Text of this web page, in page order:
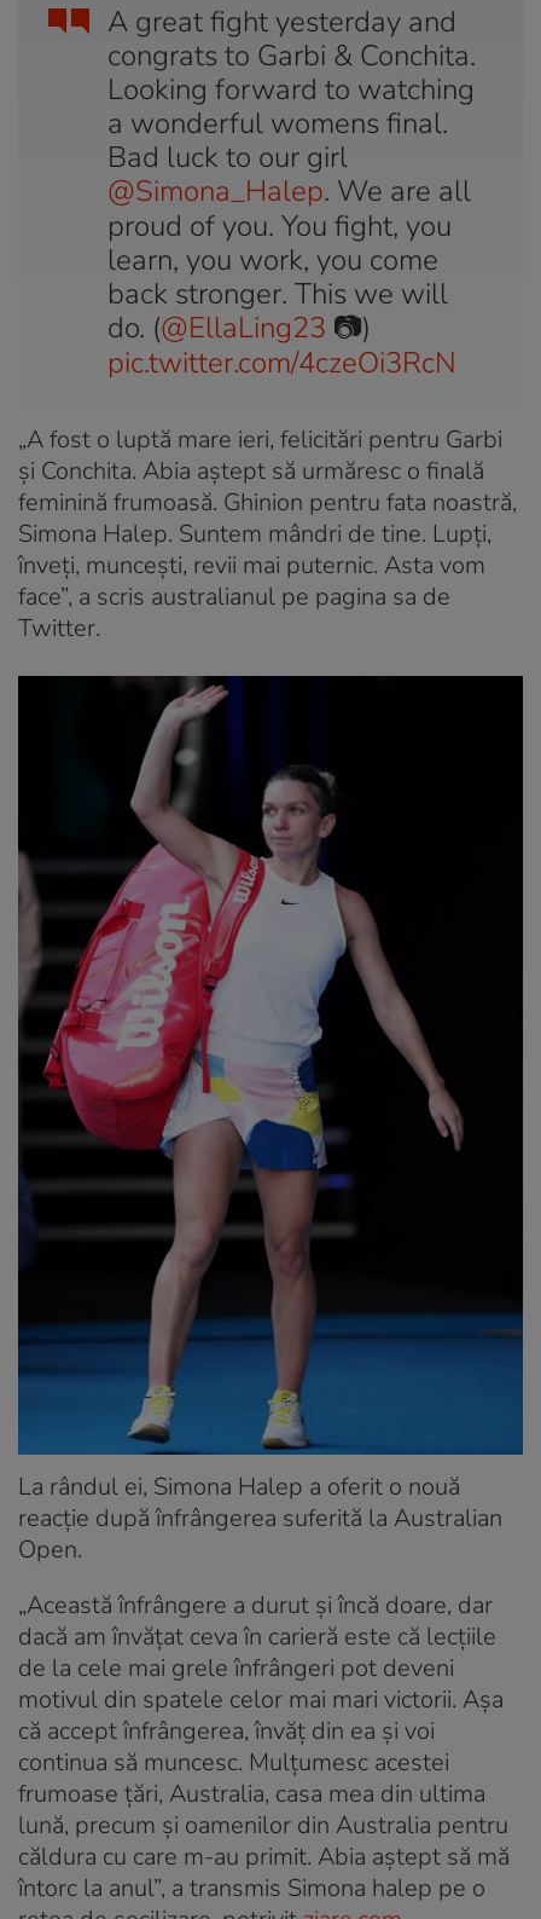
A great fight yesterday and
congrats to Garbi & Conchita.
Looking forward to watching
a wonderful womens final.
Bad luck to our girl
@Simona_Halep. We are all
proud of you. You fight, you
learn, you work, you come
back stronger. This we will
do. (@EllaLing23 📷)
pic.twitter.com/4czeOi3RcN
„A fost o luptă mare ieri, felicitări pentru Garbi
și Conchita. Abia aștept să urmăresc o finală
feminină frumoasă. Ghinion pentru fata noastră,
Simona Halep. Suntem mândri de tine. Lupți,
înveți, muncești, revii mai puternic. Asta vom
face”, a scris australianul pe pagina sa de
Twitter.
La rândul ei, Simona Halep a oferit o nouă
reacție după înfrângerea suferită la Australian
Open.
„Această înfrângere a durut și încă doare, dar
dacă am învățat ceva în carieră este că lecțiile
de la cele mai grele înfrângeri pot deveni
motivul din spatele celor mai mari victorii. Așa
că accept înfrângerea, învăț din ea și voi
continua să muncesc. Mulțumesc acestei
frumoase țări, Australia, casa mea din ultima
lună, precum și oamenilor din Australia pentru
căldura cu care m-au primit. Abia aștept să mă
întorc la anul”, a transmis Simona halep pe o